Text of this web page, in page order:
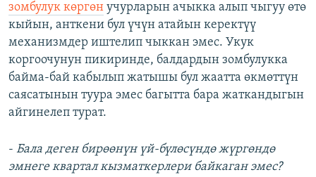
зомбулук көргөн учурларын ачыкка алып чыгуу өтө
кыйын, анткени бул үчүн атайын керектүү
механизмдер иштелип чыккан эмес. Укук
коргоочунун пикиринде, балдардын зомбулукка
байма-бай кабылып жатышы бул жаатта өкмөттүн
саясатынын туура эмес багытта бара жаткандыгын
айгинелеп турат.
- Бала деген бирөөнүн үй-бүлөсүндө жүргөндө
эмнеге квартал кызматкерлери байкаган эмес?